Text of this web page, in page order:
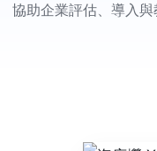
協助企業評估、導入與